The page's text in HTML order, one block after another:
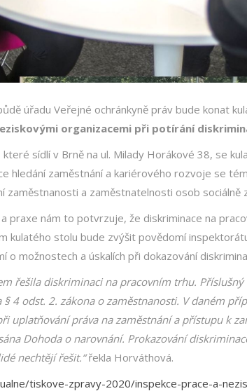
úřadu Veřejné ochránkyně práv bude konat
organizacemi při potírání
sídlí v Brně na ul. Milady Horákové 38, se
hledání zaměstnání a kariérového rozvoje se
zaměstnanosti a zaměstnatelnosti osob sociálně
praxe nám to potvrzuje, že diskriminace na
kulatého stolu bude zvýšit povědomí
o možnostech a úskalích při dokazování
řešila diskriminaci na pracovním trhu.
§ 4 odst. 2. zákona o zaměstnanosti. V daném
uplatňování práva na zaměstnání a přístupu k
Dohoda o narovnání. Prokazování
nechtějí řešit.“řekla Horváthová.
tiskove-zpravy-2020/inspekce-prace-a-